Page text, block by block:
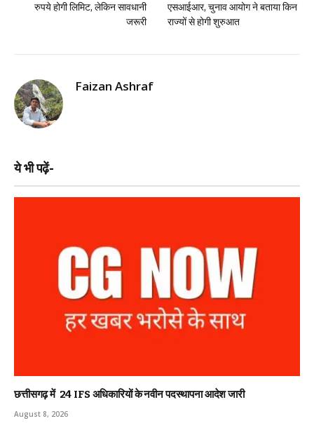
रुपये होगी लिमिट, लेकिन सावधानी
जरूरी
एसआईआर, चुनाव आयोग ने बताया किन
राज्यों से होगी शुरुआत
Faizan Ashraf
ये भी पढ़ें-
छत्तीसगढ़ में 24 IFS अधिकारियों के नवीन पदस्थापना आदेश जारी
August 8, 2026